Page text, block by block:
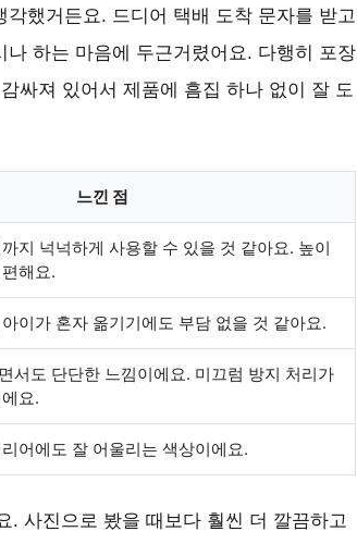
했거든요. 드디어 택배 도착 문자를 받고
하는 마음에 두근거렸어요. 다행히 포장
싸져 있어서 제품에 흠집 하나 없이 잘 도
느낀 점
지 넉넉하게 사용할 수 있을 것 같아요. 높이
해요.
이가 혼자 옮기기에도 부담 없을 것 같아요.
서도 단단한 느낌이에요. 미끄럼 방지 처리가
요.
어에도 잘 어울리는 색상이에요.
. 사진으로 봤을 때보다 훨씬 더 깔끔하고